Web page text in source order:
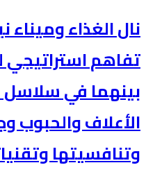
نال الغذاء
تفاهم استراتيجي
بينهما في سلاسل
الأعلاف والحبوب
وتنافسيتها